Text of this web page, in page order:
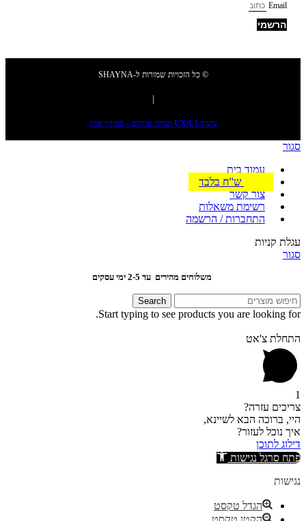
Email
הרשמי
© כל הזכויות שמורות ל-SHAYNA
עיצוב UX/UI ובניית אתרים - סטודיו פרץ
סגור
עמוד בית
צור קשר
רשימת משאלות
התחברות / הרשמה
עגלת קניות
סגור
משלוחים מהירים עד 2-5 ימי עסקים
Search
Start typing to see products you are looking for.
התחלת צ'אט
1
צריכים עזרה?
היי, ברוכה הבא לשיינא,
איך נוכל לעזור?
דילוג לתוכן
פתח סרגל נגישות
נגישות
הגדל טקסט